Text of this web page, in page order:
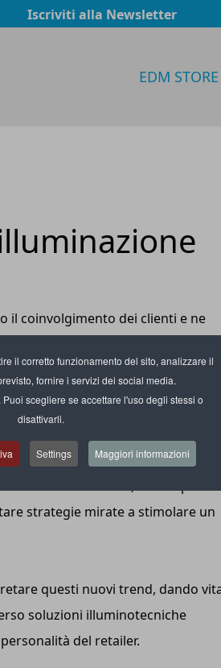
il corretto funzionamento del sito, analizzare il
fornire i servizi dei social media.
Puoi scegliere se accettare l'uso degli stessi o
disattivarli.
Settings Maggiori informazioni
Iscriviti alla Newsletter
EDM STORE
il coinvolgimento dei clienti e ne
dei consumatori spingono
di acquisto un momento
a elementi distintivi, che si
del termine, lascia spazio
strategie mirate a stimolare un
questi nuovi trend, dando
soluzioni illuminotecniche
del retailer.